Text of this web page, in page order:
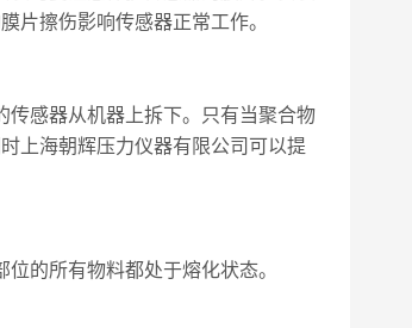
片擦伤影响传感器正常工作。
感器从机器上拆下。只有当聚合物
上海朝辉压力仪器有限公司可以提
的所有物料都处于熔化状态。